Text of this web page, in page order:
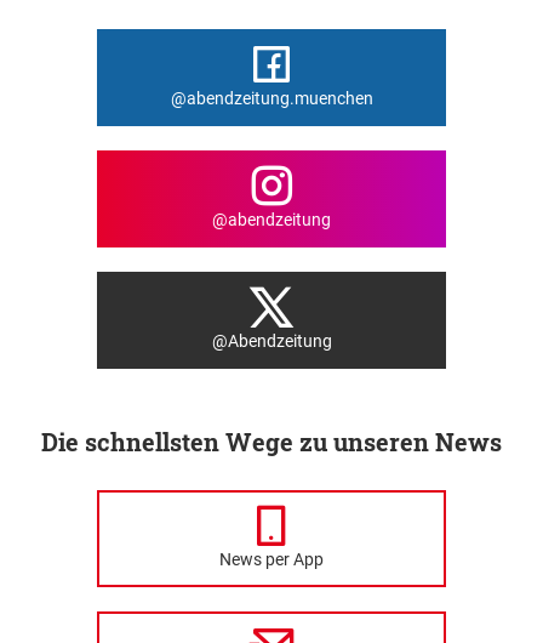
@abendzeitung.muenchen
@abendzeitung
@Abendzeitung
Die schnellsten Wege zu unseren News
News per App